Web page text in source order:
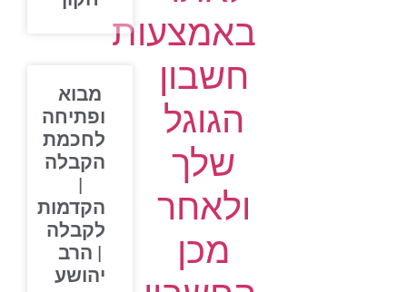
באמצעות
חשבון
הגוגל
שלך
ולאחר
מכן
מבוא
ופתיחה
לחכמת
הקבלה
הקדמות
לקבלה
| הרב
יהושע